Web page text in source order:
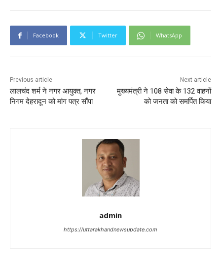
Facebook Twitter WhatsApp
Previous article
लालचंद शर्म ने नगर आयुक्त, नगर
निगम देहरादून को मांग पत्र सौंपा
Next article
मुख्यमंत्री ने 108 सेवा के 132 वाहनों
को जनता को समर्पित किया
admin
https://uttarakhandnewsupdate.com